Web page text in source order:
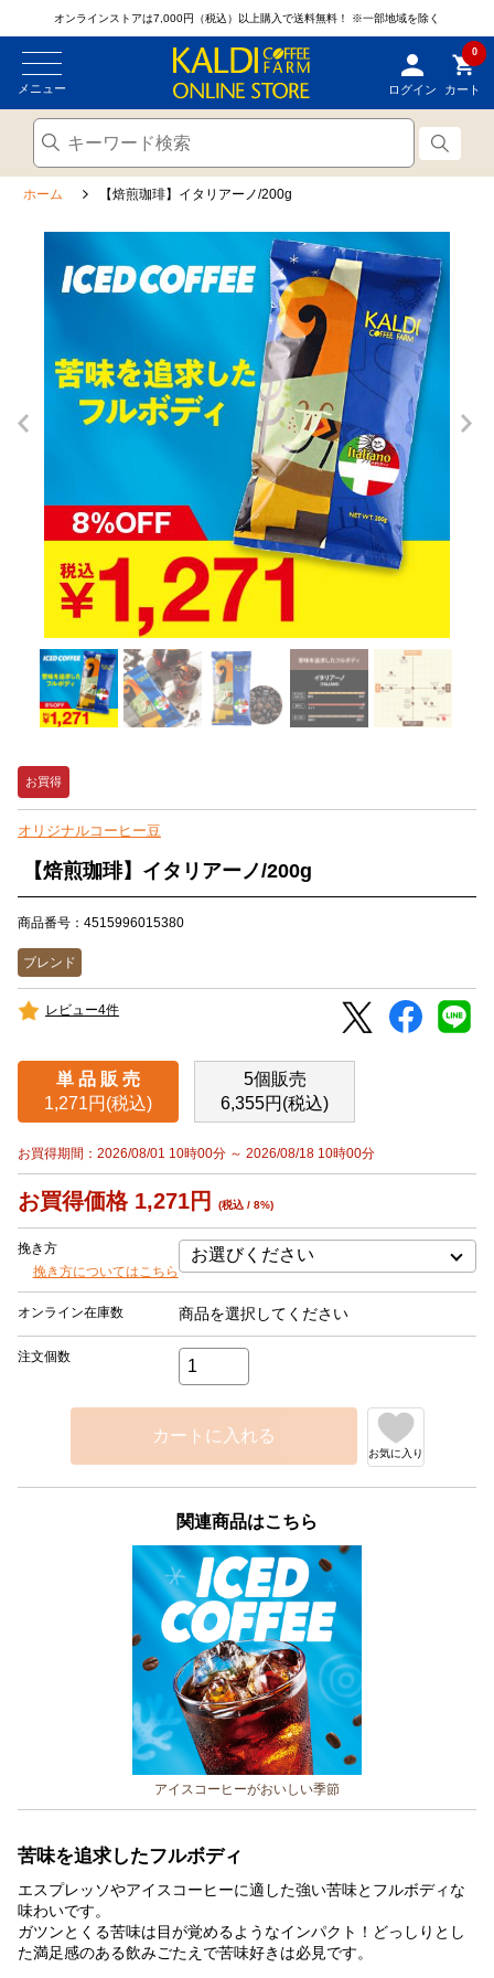
オンラインストアは7,000円（税込）以上購入で送料無料！ ※一部地域を除く
メニュー ログイン
0
カート
ホーム 【焙煎珈琲】イタリアーノ/200g
お買得
オリジナルコーヒー豆
【焙煎珈琲】イタリアーノ/200g
商品番号：4515996015380
ブレンド
レビュー4件
単 品 販 売
1,271円(税込)
5個販売
6,355円(税込)
お買得期間：2026/08/01 10時00分 ～ 2026/08/18 10時00分
お買得価格 1,271円 (税込 / 8%)
挽き方
挽き方についてはこちら
オンライン在庫数 商品を選択してください
注文個数
カートに入れる
お気に入り
関連商品はこちら
アイスコーヒーがおいしい季節
苦味を追求したフルボディ
エスプレッソやアイスコーヒーに適した強い苦味とフルボディな
味わいです。
ガツンとくる苦味は目が覚めるようなインパクト！どっしりとし
た満足感のある飲みごたえで苦味好きは必見です。